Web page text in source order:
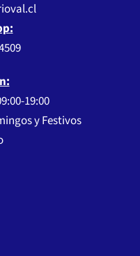
19:00
y Festivos